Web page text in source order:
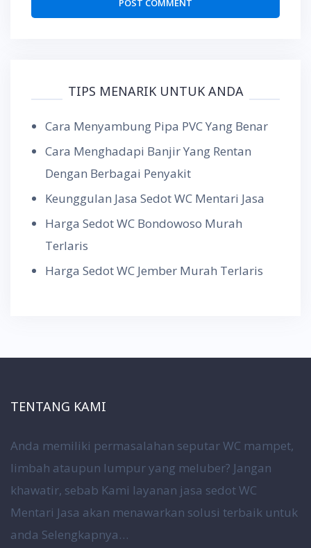
TIPS MENARIK UNTUK ANDA
Cara Menyambung Pipa PVC Yang Benar
Cara Menghadapi Banjir Yang Rentan
Dengan Berbagai Penyakit
Keunggulan Jasa Sedot WC Mentari Jasa
Harga Sedot WC Bondowoso Murah
Terlaris
Harga Sedot WC Jember Murah Terlaris
TENTANG KAMI
Anda memiliki permasalahan seputar WC mampet,
limbah ataupun lumpur yang meluber? Jangan
khawatir, sebab Kami layanan jasa sedot WC
Mentari Jasa akan menawarkan solusi terbaik untuk
anda Selengkapnya…